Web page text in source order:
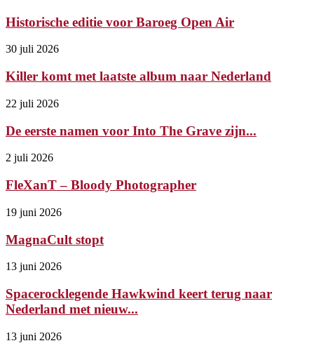
Historische editie voor Baroeg Open Air
30 juli 2026
Killer komt met laatste album naar Nederland
22 juli 2026
De eerste namen voor Into The Grave zijn...
2 juli 2026
FleXanT – Bloody Photographer
19 juni 2026
MagnaCult stopt
13 juni 2026
Spacerocklegende Hawkwind keert terug naar
Nederland met nieuw...
13 juni 2026